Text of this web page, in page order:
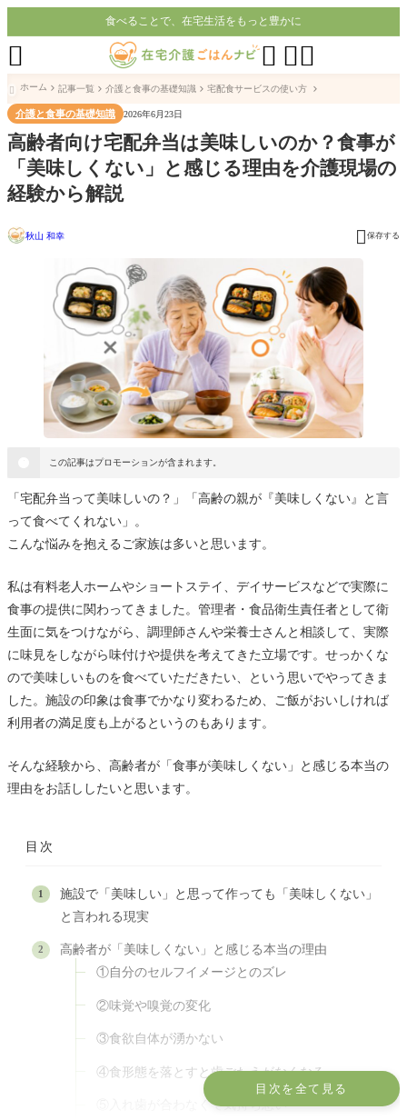
食べることで、在宅生活をもっと豊かに
 

 ホーム 記事一覧 介護と食事の基礎知識 宅配食サービスの使い方
介護と食事の基礎知識 2026年6月23日
高齢者向け宅配弁当は美味しいのか？食事が
「美味しくない」と感じる理由を介護現場の
経験から解説
秋山 和幸  保存する
この記事はプロモーションが含まれます。
「宅配弁当って美味しいの？」「高齢の親が『美味しくない』と言
って食べてくれない」。
こんな悩みを抱えるご家族は多いと思います。
私は有料老人ホームやショートステイ、デイサービスなどで実際に
食事の提供に関わってきました。管理者・食品衛生責任者として衛
生面に気をつけながら、調理師さんや栄養士さんと相談して、実際
に味見をしながら味付けや提供を考えてきた立場です。せっかくな
ので美味しいものを食べていただきたい、という思いでやってきま
した。施設の印象は食事でかなり変わるため、ご飯がおいしければ
利用者の満足度も上がるというのもあります。
そんな経験から、高齢者が「食事が美味しくない」と感じる本当の
理由をお話ししたいと思います。
目次
目次を全て見る
施設で「美味しい」と思って作っても「美味しくない」
と言われる現実
高齢者が「美味しくない」と感じる本当の理由
①自分のセルフイメージとのズレ
②味覚や嗅覚の変化
③食欲自体が湧かない
④食形態を落とすと歯ごたえがなくなる
⑤入れ歯が合わなくて気持ち悪い